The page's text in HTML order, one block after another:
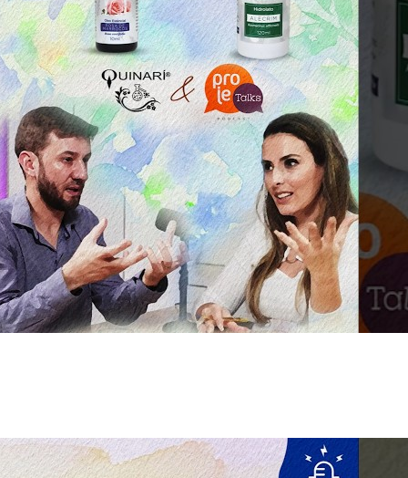
Salicilato de Metila
Timol
Tujona
U – Z
P&D e Aplicações
Alimentícias
Indústria
Receitas Caseiras
Aromaterapia